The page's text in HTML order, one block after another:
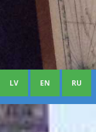
LV EN RU